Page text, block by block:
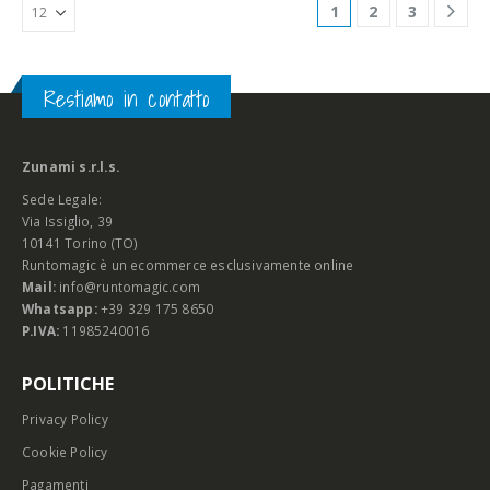
1 2 3
Restiamo in contatto
Zunami s.r.l.s.
Sede Legale:
Via Issiglio, 39
10141 Torino (TO)
Runtomagic è un ecommerce esclusivamente online
Mail: info@runtomagic.com
Whatsapp: +39 329 175 8650
P.IVA: 11985240016
POLITICHE
Privacy Policy
Cookie Policy
Pagamenti